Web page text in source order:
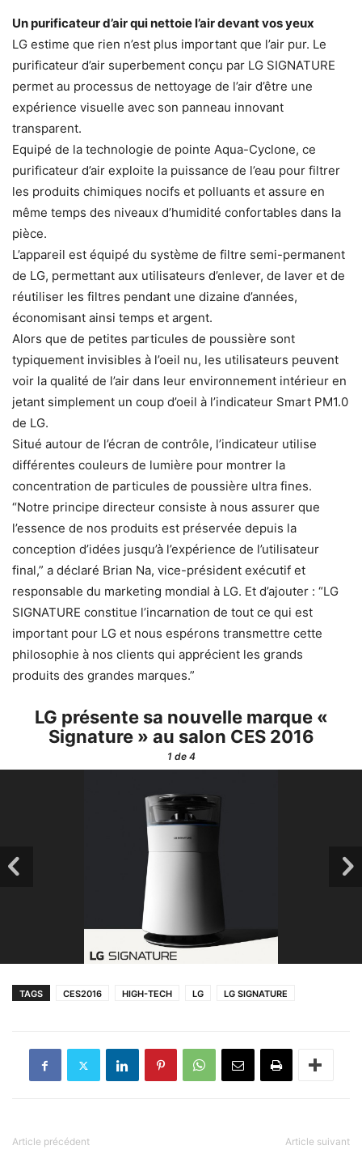
Un purificateur d’air qui nettoie l’air devant vos yeux
LG estime que rien n’est plus important que l’air pur. Le
purificateur d’air superbement conçu par LG SIGNATURE
permet au processus de nettoyage de l’air d’être une
expérience visuelle avec son panneau innovant
transparent.
Equipé de la technologie de pointe Aqua-Cyclone, ce
purificateur d’air exploite la puissance de l’eau pour filtrer
les produits chimiques nocifs et polluants et assure en
même temps des niveaux d’humidité confortables dans la
pièce.
L’appareil est équipé du système de filtre semi-permanent
de LG, permettant aux utilisateurs d’enlever, de laver et de
réutiliser les filtres pendant une dizaine d’années,
économisant ainsi temps et argent.
Alors que de petites particules de poussière sont
typiquement invisibles à l’oeil nu, les utilisateurs peuvent
voir la qualité de l’air dans leur environnement intérieur en
jetant simplement un coup d’oeil à l’indicateur Smart PM1.0
de LG.
Situé autour de l’écran de contrôle, l’indicateur utilise
différentes couleurs de lumière pour montrer la
concentration de particules de poussière ultra fines.
“Notre principe directeur consiste à nous assurer que
l’essence de nos produits est préservée depuis la
conception d’idées jusqu’à l’expérience de l’utilisateur
final,” a déclaré Brian Na, vice-président exécutif et
responsable du marketing mondial à LG. Et d’ajouter : “LG
SIGNATURE constitue l’incarnation de tout ce qui est
important pour LG et nous espérons transmettre cette
philosophie à nos clients qui apprécient les grands
produits des grandes marques.”
LG présente sa nouvelle marque «
Signature » au salon CES 2016
1de 4
TAGS CES2016 HIGH-TECH LG LG SIGNATURE
Article précédent Article suivant